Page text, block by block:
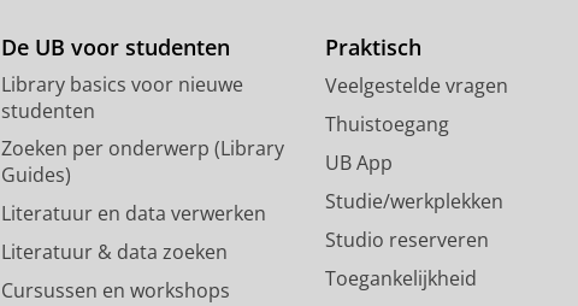
d
n
p
o
f
i
e
l
g
r
a
m
c
c
o
u
De UB voor studenten
Library basics voor nieuwe
studenten
Zoeken per onderwerp (Library
Guides)
Literatuur en data verwerken
Literatuur & data zoeken
Cursussen en workshops
Praktisch
Veelgestelde vragen
Thuistoegang
UB App
Studie/werkplekken
Studio reserveren
Toegankelijkheid